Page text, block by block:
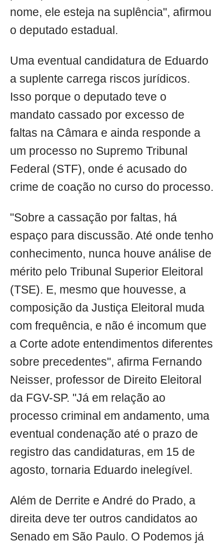
nome, ele esteja na suplência", afirmou
o deputado estadual.
Uma eventual candidatura de Eduardo
a suplente carrega riscos jurídicos.
Isso porque o deputado teve o
mandato cassado por excesso de
faltas na Câmara e ainda responde a
um processo no Supremo Tribunal
Federal (STF), onde é acusado do
crime de coação no curso do processo.
"Sobre a cassação por faltas, há
espaço para discussão. Até onde tenho
conhecimento, nunca houve análise de
mérito pelo Tribunal Superior Eleitoral
(TSE). E, mesmo que houvesse, a
composição da Justiça Eleitoral muda
com frequência, e não é incomum que
a Corte adote entendimentos diferentes
sobre precedentes", afirma Fernando
Neisser, professor de Direito Eleitoral
da FGV-SP. "Já em relação ao
processo criminal em andamento, uma
eventual condenação até o prazo de
registro das candidaturas, em 15 de
agosto, tornaria Eduardo inelegível.
Além de Derrite e André do Prado, a
direita deve ter outros candidatos ao
Senado em São Paulo. O Podemos já